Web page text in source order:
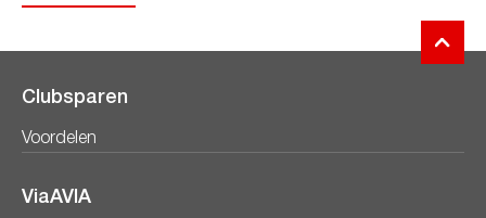
Clubsparen
Voordelen
ViaAVIA